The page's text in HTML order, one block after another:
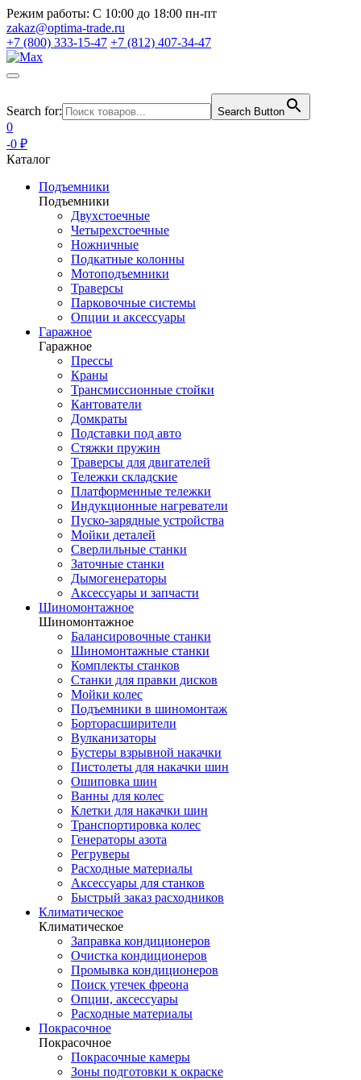
Режим работы: С 10:00 до 18:00 пн-пт
zakaz@optima-trade.ru
+7 (800) 333-15-47 +7 (812) 407-34-47
Search for: Search Button
0
-0 ₽
Каталог
Подъемники
Подъемники
Двухстоечные
Четырехстоечные
Ножничные
Подкатные колонны
Мотоподъемники
Траверсы
Парковочные системы
Опции и аксессуары
Гаражное
Гаражное
Прессы
Краны
Трансмиссионные стойки
Кантователи
Домкраты
Подставки под авто
Стяжки пружин
Траверсы для двигателей
Тележки складские
Платформенные тележки
Индукционные нагреватели
Пуско-зарядные устройства
Мойки деталей
Сверлильные станки
Заточные станки
Дымогенераторы
Аксессуары и запчасти
Шиномонтажное
Шиномонтажное
Балансировочные станки
Шиномонтажные станки
Комплекты станков
Станки для правки дисков
Мойки колес
Подъемники в шиномонтаж
Борторасширители
Вулканизаторы
Бустеры взрывной накачки
Пистолеты для накачки шин
Ошиповка шин
Ванны для колес
Клетки для накачки шин
Транспортировка колес
Генераторы азота
Регруверы
Расходные материалы
Аксессуары для станков
Быстрый заказ расходников
Климатическое
Климатическое
Заправка кондиционеров
Очистка кондиционеров
Промывка кондиционеров
Поиск утечек фреона
Опции, аксессуары
Расходные материалы
Покрасочное
Покрасочное
Покрасочные камеры
Зоны подготовки к окраске